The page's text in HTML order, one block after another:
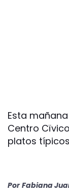
Esta mañana
Centro
platos
Por Fabiana